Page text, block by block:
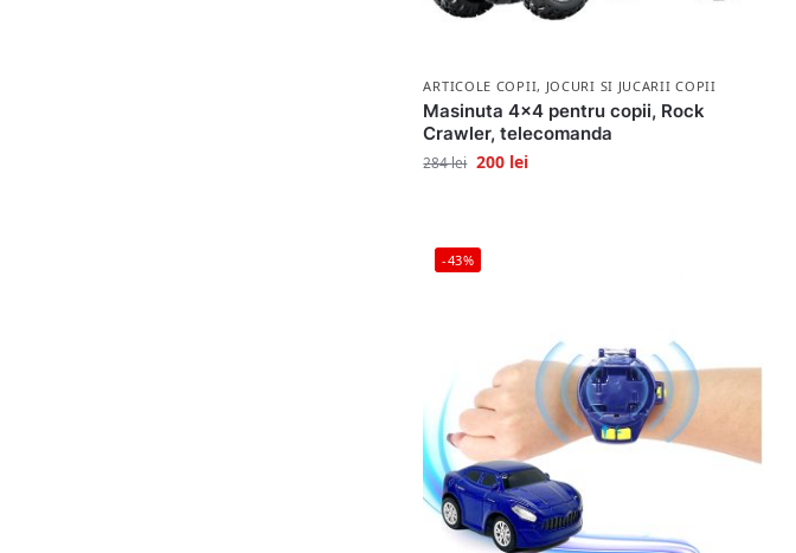
ARTICOLE COPII, JOCURI SI JUCARII COPII
Masinuta 4×4 pentru copii, Rock
Crawler, telecomanda
284lei 200 lei
-43%